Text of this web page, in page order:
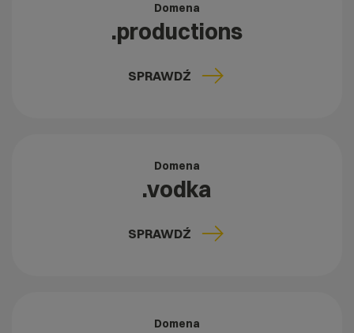
Domena
.productions
SPRAWDŹ
Domena
.vodka
SPRAWDŹ
Domena